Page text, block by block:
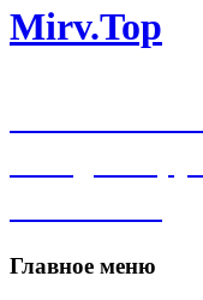
Mirv.Top
Главное меню